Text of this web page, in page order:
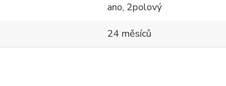
ano, 2polový
24 měsíců